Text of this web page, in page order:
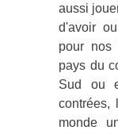
aussi
d'avoir
pour nos
pays du
Sud ou
contrées,
monde